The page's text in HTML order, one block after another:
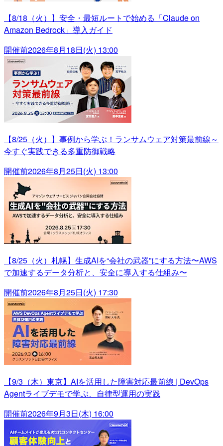
【8/18（火）】安全・最短ルートで始める「Claude on
Amazon Bedrock」導入ガイド
開催前2026年8月18日(火) 13:00
【8/25（火）】事例から学ぶ！ランサムウェア対策最前線～
今すぐ実践できる多重防御戦略
開催前2026年8月25日(火) 13:00
【8/25（火）札幌】生成AIを“会社の武器”にする方法〜AWS
で加速するデータ分析と、安全に導入する仕組み〜
開催前2026年8月25日(火) 17:30
【9/3（木）東京】AIを活用した障害対応最前線 | DevOps
Agentライブデモで学ぶ、自律型運用の実践
開催前2026年9月3日(木) 16:00